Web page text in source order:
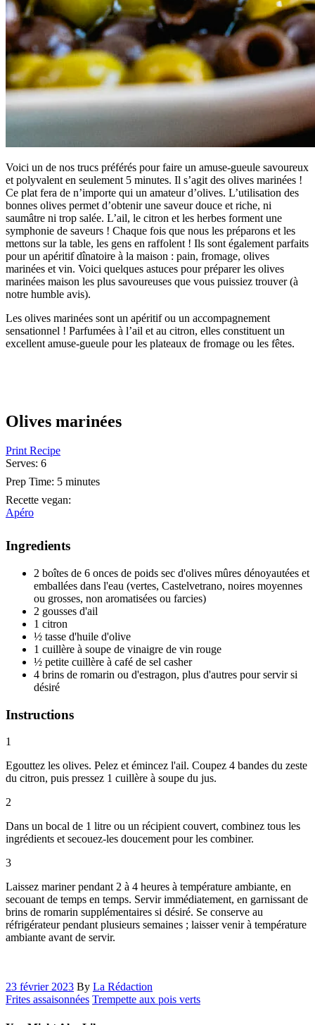
Voici un de nos trucs préférés pour faire un amuse-gueule savoureux
et polyvalent en seulement 5 minutes. Il s’agit des olives marinées !
Ce plat fera de n’importe qui un amateur d’olives. L’utilisation des
bonnes olives permet d’obtenir une saveur douce et riche, ni
saumâtre ni trop salée. L’ail, le citron et les herbes forment une
symphonie de saveurs ! Chaque fois que nous les préparons et les
mettons sur la table, les gens en raffolent ! Ils sont également parfaits
pour un apéritif dînatoire à la maison : pain, fromage, olives
marinées et vin. Voici quelques astuces pour préparer les olives
marinées maison les plus savoureuses que vous puissiez trouver (à
notre humble avis).
Les olives marinées sont un apéritif ou un accompagnement
sensationnel ! Parfumées à l’ail et au citron, elles constituent un
excellent amuse-gueule pour les plateaux de fromage ou les fêtes.
Olives marinées
Print Recipe
Serves: 6
Prep Time: 5 minutes
Recette vegan:
Apéro
Ingredients
2 boîtes de 6 onces de poids sec d'olives mûres dénoyautées et
emballées dans l'eau (vertes, Castelvetrano, noires moyennes
ou grosses, non aromatisées ou farcies)
2 gousses d'ail
1 citron
½ tasse d'huile d'olive
1 cuillère à soupe de vinaigre de vin rouge
½ petite cuillère à café de sel casher
4 brins de romarin ou d'estragon, plus d'autres pour servir si
désiré
Instructions
1
Egouttez les olives. Pelez et émincez l'ail. Coupez 4 bandes du zeste
du citron, puis pressez 1 cuillère à soupe du jus.
2
Dans un bocal de 1 litre ou un récipient couvert, combinez tous les
ingrédients et secouez-les doucement pour les combiner.
3
Laissez mariner pendant 2 à 4 heures à température ambiante, en
secouant de temps en temps. Servir immédiatement, en garnissant de
brins de romarin supplémentaires si désiré. Se conserve au
réfrigérateur pendant plusieurs semaines ; laisser venir à température
ambiante avant de servir.
23 février 2023 By La Rédaction
Frites assaisonnées Trempette aux pois verts